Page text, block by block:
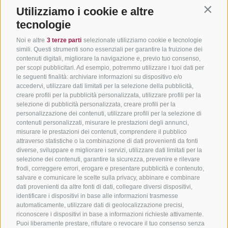
Utilizziamo i cookie e altre
tecnologie
Noi e altre 3 terze parti selezionate utilizziamo cookie e tecnologie
simili. Questi strumenti sono essenziali per garantire la fruizione dei
contenuti digitali, migliorare la navigazione e, previo tuo consenso,
per scopi pubblicitari. Ad esempio, potremmo utilizzare i tuoi dati per
le seguenti finalità: archiviare informazioni su dispositivo e/o
accedervi, utilizzare dati limitati per la selezione della pubblicità,
creare profili per la pubblicità personalizzata, utilizzare profili per la
selezione di pubblicità personalizzata, creare profili per la
personalizzazione dei contenuti, utilizzare profili per la selezione di
contenuti personalizzati, misurare le prestazioni degli annunci,
misurare le prestazioni dei contenuti, comprendere il pubblico
attraverso statistiche o la combinazione di dati provenienti da fonti
diverse, sviluppare e migliorare i servizi, utilizzare dati limitati per la
selezione dei contenuti, garantire la sicurezza, prevenire e rilevare
frodi, correggere errori, erogare e presentare pubblicità e contenuto,
salvare e comunicare le scelte sulla privacy, abbinare e combinare
dati provenienti da altre fonti di dati, collegare diversi dispositivi,
identificare i dispositivi in base alle informazioni trasmesse
automaticamente, utilizzare dati di geolocalizzazione precisi,
riconoscere i dispositivi in base a informazioni richieste attivamente.
Puoi liberamente prestare, rifiutare o revocare il tuo consenso senza